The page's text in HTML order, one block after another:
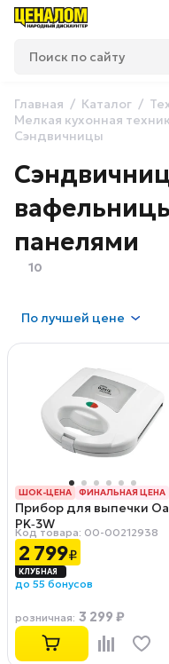
Главная Каталог
Мелкая кухонная
Сэндвичницы
панелями
10
Получшей цене
ШОК-ЦЕНА
ФИНАЛЬНАЯ ЦЕНА
РАССРОЧКА 0-0-12
Прибор для выпечки
PK‑3W
Код товара: 00-00212938
2 799₽
до 55 бонусов
розничная: 3 299 ₽